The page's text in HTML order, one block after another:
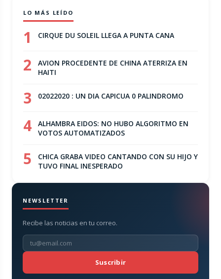
LO MÁS LEÍDO
1 CIRQUE DU SOLEIL LLEGA A PUNTA CANA
2
AVION PROCEDENTE DE CHINA ATERRIZA EN
HAITI
3 02022020 : UN DIA CAPICUA 0 PALINDROMO
4
ALHAMBRA EIDOS: NO HUBO ALGORITMO EN
VOTOS AUTOMATIZADOS
5
CHICA GRABA VIDEO CANTANDO CON SU HIJO Y
TUVO FINAL INESPERADO
NEWSLETTER
Recibe las noticias en tu correo.
Suscribir